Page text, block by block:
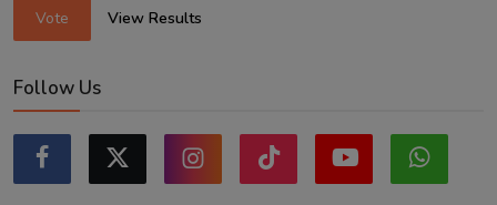
Vote View Results
Follow Us